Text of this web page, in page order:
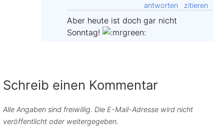
antworten
zitieren
Aber heute ist doch gar nicht
Sonntag!
Schreib einen Kommentar
Alle Angaben sind freiwillig. Die E-Mail-Adresse wird nicht
veröffentlicht oder weitergegeben.